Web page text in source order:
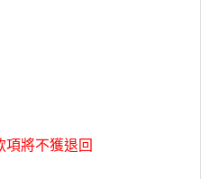
項將不獲退回